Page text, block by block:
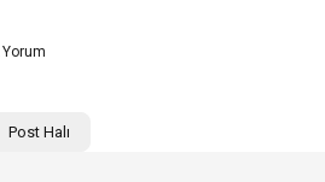
Post Halı